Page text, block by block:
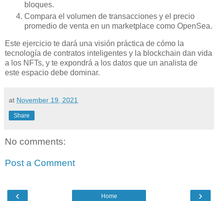
bloques.
Compara el volumen de transacciones y el precio
promedio de venta en un marketplace como OpenSea.
Este ejercicio te dará una visión práctica de cómo la
tecnología de contratos inteligentes y la blockchain dan vida
a los NFTs, y te expondrá a los datos que un analista de
este espacio debe dominar.
at November 19, 2021
Share
No comments:
Post a Comment
‹ ›
Home